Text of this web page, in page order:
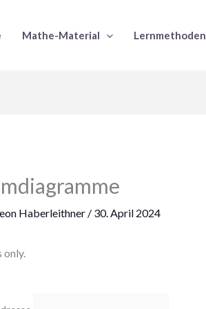
Mathe-Material Lernmethoden
Haberleithner / 30. April 2024
only.